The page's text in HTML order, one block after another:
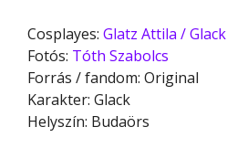
Cosplayes: Glatz Attila / Glack
Fotós: Tóth Szabolcs
Forrás / fandom: Original
Karakter: Glack
Helyszín: Budaörs